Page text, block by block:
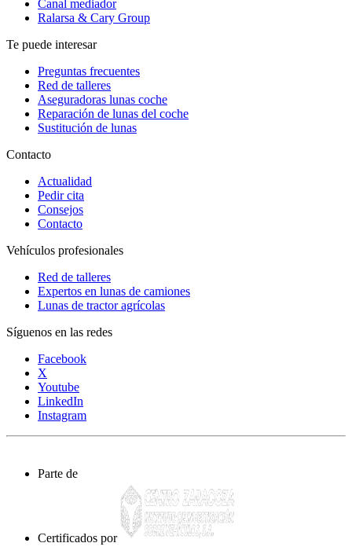
Canal mediador
Ralarsa & Cary Group
Te puede interesar
Preguntas frecuentes
Red de talleres
Aseguradoras lunas coche
Reparación de lunas del coche
Sustitución de lunas
Contacto
Actualidad
Pedir cita
Consejos
Contacto
Vehículos profesionales
Red de talleres
Expertos en lunas de camiones
Lunas de tractor agrícolas
Síguenos en las redes
Facebook
X
Youtube
LinkedIn
Instagram
Parte de
Certificados por